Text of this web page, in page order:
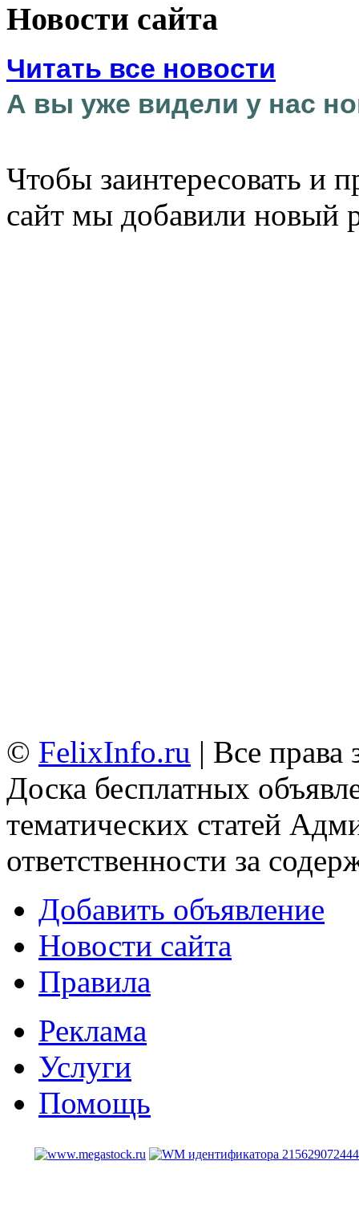
Новости сайта
Читать все новости
А вы уже видели у нас
Чтобы заинтересовать и
сайт мы добавили новый
© FelixInfo.ru | Все
Доска бесплатных
тематических статей
ответственности за
Добавить объявление
Новости сайта
Правила
Реклама
Услуги
Помощь